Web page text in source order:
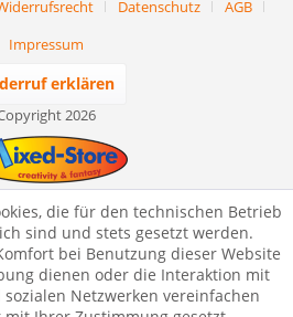
Datenschutz
AGB
Impressum
erklären
2026
die für den technischen Betrieb
sind und stets gesetzt werden.
bei Benutzung dieser Website
dienen oder die Interaktion mit
Netzwerken vereinfachen